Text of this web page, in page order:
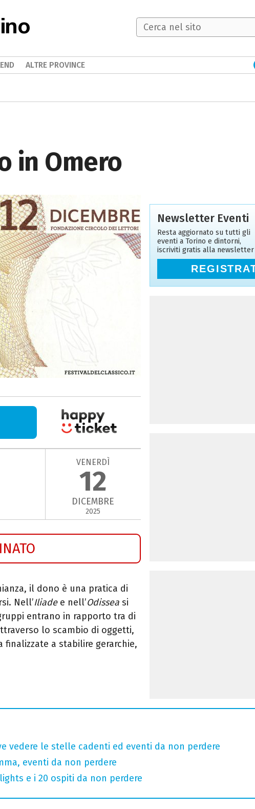
in Omero
VENERDÌ
12
DICEMBRE
2025
il dono è una pratica di
Nell’Iliadee nell’Odissea si
entrano in rapporto tra di
lo scambio di oggetti,
finalizzate a stabilire gerarchie,
Newsletter Eventi
Resta aggiornato su tutti gli
eventi a Torino e dintorni,
iscriviti gratis alla newsletter
vedere le stelle cadenti ed eventi da non perdere
eventi da non perdere
e i 20 ospiti da non perdere
ALTRE PROVINCE